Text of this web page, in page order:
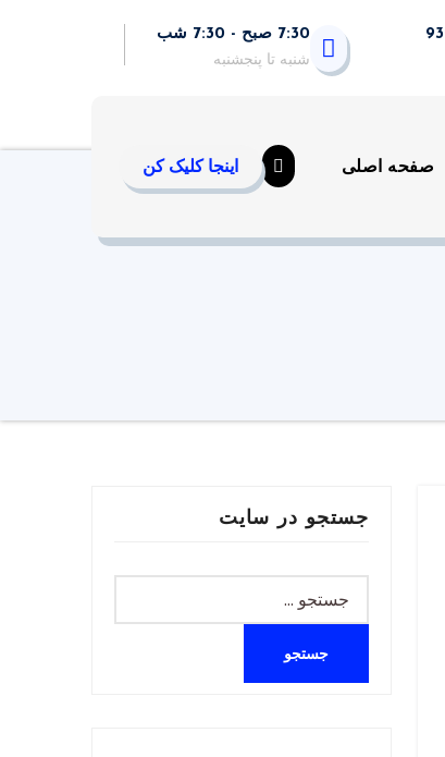
7:30 صبح - 7:30 شب
شنبه تا پنجشنبه
صفحه اصلی اینجا کلیک کن
جستجو در سایت
برای: